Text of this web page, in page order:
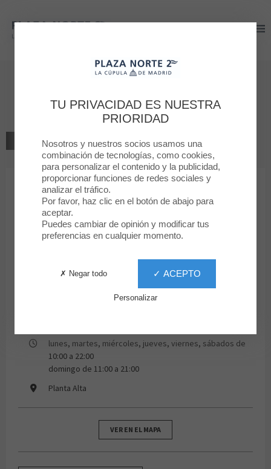
Besson
VOLVER AL LISTADO
ZAPATERIA, BOLSOS, COMPLEM.
Besson
lunes, martes, miércoles, jueves, viernes, sábados de
10:00 a 22:00
domingo de 11:00 a 21:00
Planta Alta
VER EN EL MAPA
TU PRIVACIDAD ES NUESTRA
PRIORIDAD
Nosotros y nuestros socios usamos una
combinación de tecnologías, como cookies,
para personalizar el contenido y la publicidad,
proporcionar funciones de redes sociales y
analizar el tráfico.
Por favor, haz clic en el botón de abajo para
aceptar.
Puedes cambiar de opinión y modificar tus
preferencias en cualquier momento.
✓ ACEPTO
✗ Negar todo
Personalizar